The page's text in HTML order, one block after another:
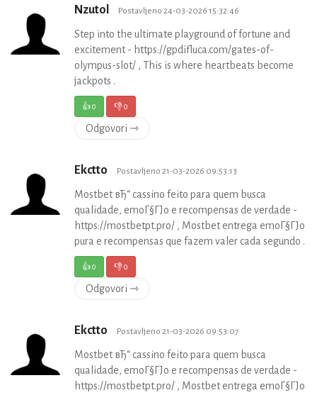
Nzutol Postavljeno 24-03-2026 15:32:46
Step into the ultimate playground of fortune and
excitement - https://gpdifluca.com/gates-of-
olympus-slot/ , This is where heartbeats become
jackpots .
👍0 👎0
Odgovori ⇾
Ekctto Postavljeno 21-03-2026 09:53:13
Mostbet вЂ“ cassino feito para quem busca
qualidade, emoГ§ГЈo e recompensas de verdade -
https://mostbetpt.pro/ , Mostbet entrega emoГ§ГЈo
pura e recompensas que fazem valer cada segundo .
👍0 👎0
Odgovori ⇾
Ekctto Postavljeno 21-03-2026 09:53:07
Mostbet вЂ“ cassino feito para quem busca
qualidade, emoГ§ГЈo e recompensas de verdade -
https://mostbetpt.pro/ , Mostbet entrega emoГ§ГЈo